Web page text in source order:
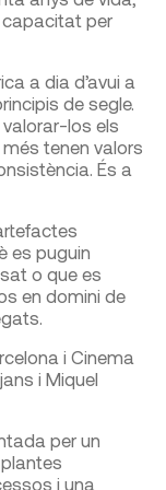
capacitat per
a dia d’avui a
de segle.
los els
tenen valors
És a
es puguin
o que es
en domini de
i Cinema
i Miquel
per un
i una